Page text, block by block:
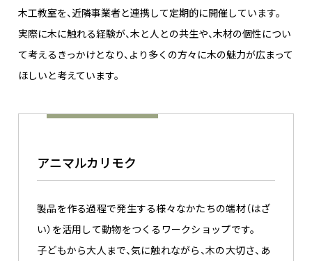
木工教室を、近隣事業者と連携して定期的に開催しています。​
実際に木に触れる経験が、木と人との共生や、木材の個性につい
て考えるきっかけとなり、より多くの方々に木の魅力が広まって
ほしいと考えています。​
アニマルカリモク
製品を作る過程で発生する様々なかたちの端材（はざ
い）を活用して動物をつくるワークショップです。​
子どもから大人まで、気に触れながら、木の大切さ、あ